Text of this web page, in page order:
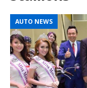
AUTO NEWS